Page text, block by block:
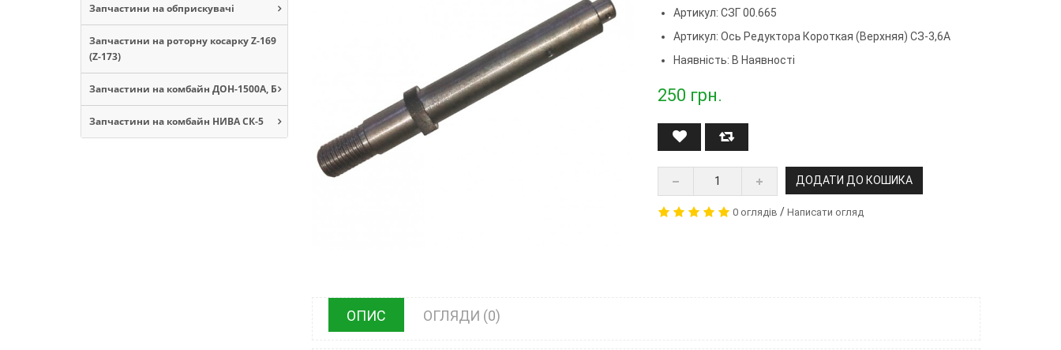
Запчастини на обприскувачі
Запчастини на роторну косарку Z-169
(Z-173)
Запчастини на комбайн ДОН-1500А, Б
Запчастини на комбайн НИВА СК-5
Артикул: СЗГ 00.665
Артикул:Ось Редуктора Короткая (верхняя) СЗ-3,6А
Наявність: В Наявності
250 грн.
ДОДАТИ ДО КОШИКА
0 оглядів /Написати огляд
ОПИС ОГЛЯДИ (0)